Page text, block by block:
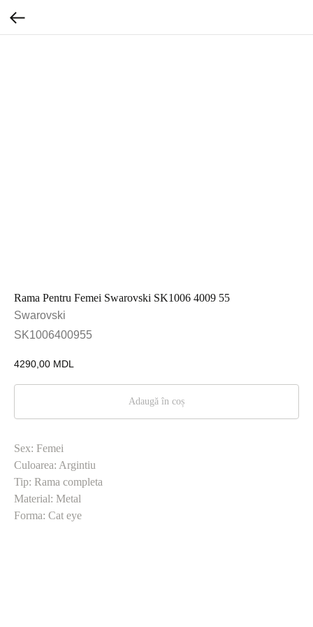
Rama Pentru Femei Swarovski SK1006 4009 55
Swarovski
SK1006400955
4290,00 MDL
Adaugă în coș
Sex: Femei
Culoarea: Argintiu
Tip: Rama completa
Material: Metal
Forma: Cat eye